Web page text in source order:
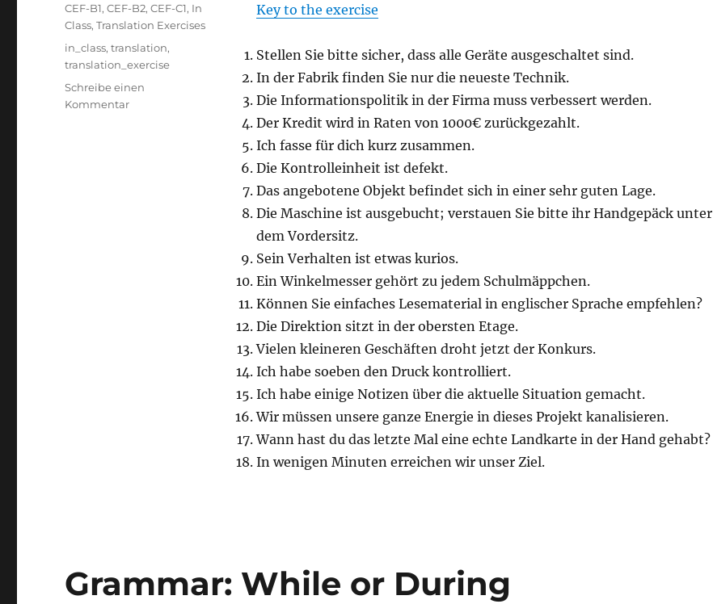
Key to the exercise
Stellen Sie bitte sicher, dass alle Geräte ausgeschaltet sind.
In der Fabrik finden Sie nur die neueste Technik.
Die Informationspolitik in der Firma muss verbessert werden.
Der Kredit wird in Raten von 1000€ zurückgezahlt.
Ich fasse für dich kurz zusammen.
Die Kontrolleinheit ist defekt.
Das angebotene Objekt befindet sich in einer sehr guten Lage.
Die Maschine ist ausgebucht; verstauen Sie bitte ihr Handgepäck unter
dem Vordersitz.
Sein Verhalten ist etwas kurios.
Ein Winkelmesser gehört zu jedem Schulmäppchen.
Können Sie einfaches Lesematerial in englischer Sprache empfehlen?
Die Direktion sitzt in der obersten Etage.
Vielen kleineren Geschäften droht jetzt der Konkurs.
Ich habe soeben den Druck kontrolliert.
Ich habe einige Notizen über die aktuelle Situation gemacht.
Wir müssen unsere ganze Energie in dieses Projekt kanalisieren.
Wann hast du das letzte Mal eine echte Landkarte in der Hand gehabt?
In wenigen Minuten erreichen wir unser Ziel.
Kategorien
CEF-B1,CEF-B2,CEF-C1, In
Class,Translation Exercises
Schlagwörter
in_class,translation,
translation_exercise
Schreibe einen
Kommentarzu
Grammar: While or During